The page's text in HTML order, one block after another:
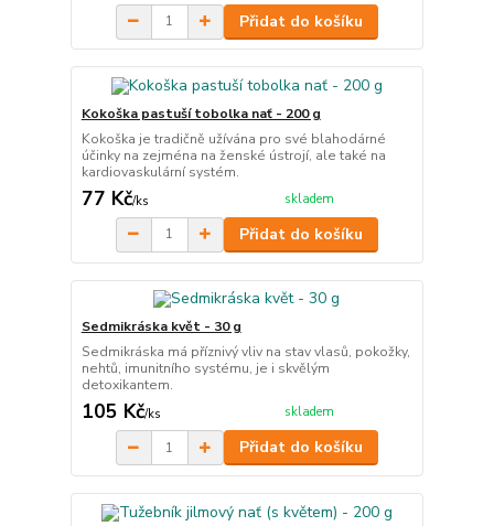
Přidat do košíku
Kokoška pastuší tobolka nať - 200 g
Kokoška je tradičně užívána pro své blahodárné
účinky na zejména na ženské ústrojí, ale také na
kardiovaskulární systém.
77 Kč/ks skladem
Přidat do košíku
Sedmikráska květ - 30 g
Sedmikráska má příznivý vliv na stav vlasů, pokožky,
nehtů, imunitního systému, je i skvělým
detoxikantem.
105 Kč/ks skladem
Přidat do košíku